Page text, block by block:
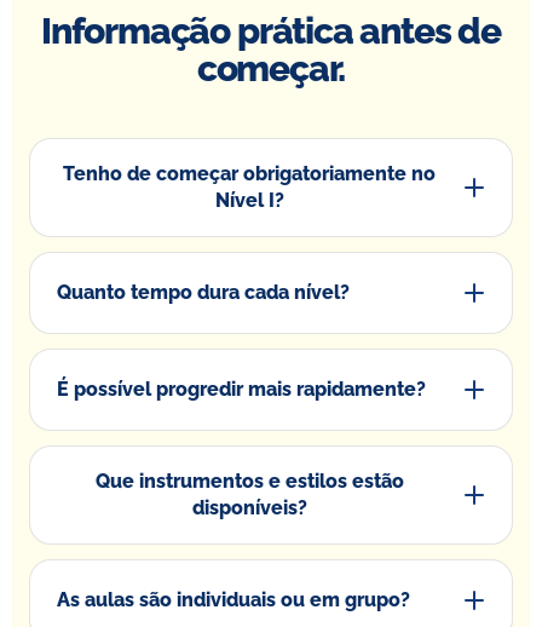
Informação prática antes de
começar.
Tenho de começar obrigatoriamente no
Nível I?
Quanto tempo dura cada nível?
É possível progredir mais rapidamente?
Que instrumentos e estilos estão
disponíveis?
As aulas são individuais ou em grupo?